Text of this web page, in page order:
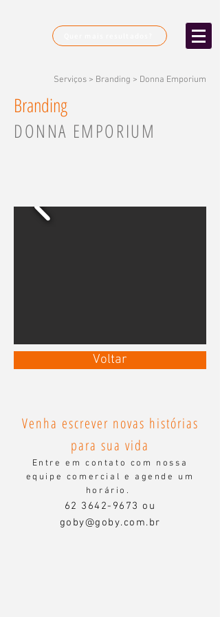
Serviços > Branding > Donna Emporium
Branding
DONNA EMPORIUM
Voltar
Venha escrever novas histórias
para sua vida
Entre em contato com nossa
equipe comercial e agende um
horário.
62 3642-9673 ou
goby@goby.com.br